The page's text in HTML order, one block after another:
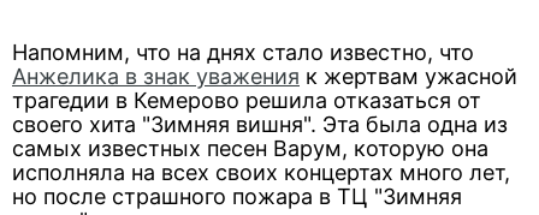
Напомним, что на днях стало известно, что
Анжелика в знак уважения к жертвам ужасной
трагедии в Кемерово решила отказаться от
своего хита "Зимняя вишня". Эта была одна из
самых известных песен Варум, которую она
исполняла на всех своих концертах много лет,
но после страшного пожара в ТЦ "Зимняя